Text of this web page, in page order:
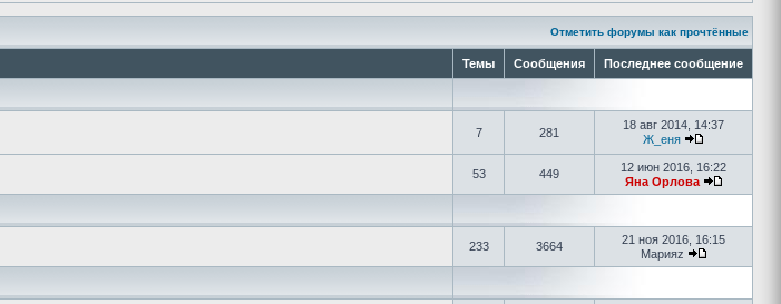
Отметить форумы как прочтённые
Темы Сообщения Последнее сообщение
7 281
18 авг 2014, 14:37
Ж_еня
53 449
12 июн 2016, 16:22
Яна Орлова
233 3664
21 ноя 2016, 16:15
Марияz